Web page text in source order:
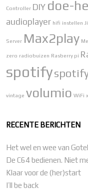
Controller DIY doe-
audioplayer hifi instellen
Server Max2play
zero radiobuizen Rasberry pi
spotify
vintage volumio WiFi
RECENTE BERICHTEN
Het wel en wee van
De C64 bedienen. Niet
Klaar voor de (her)start
I’ll be back